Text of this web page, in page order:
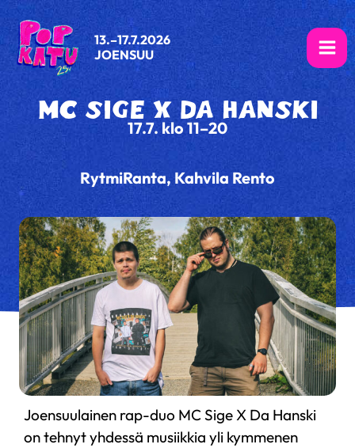
Siirry
sisältöön
13.–17.7.2026
JOENSUU
MC SIGE X DA HANSKI
17.7. klo 11–20
RytmiRanta, Kahvila Rento
Joensuulainen rap-duo MC Sige X Da Hanski
on tehnyt yhdessä musiikkia yli kymmenen
Spotify